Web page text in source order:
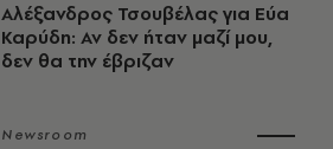
Αλέξανδρος Τσουβέλας για Εύα
Καρύδη: Αν δεν ήταν μαζί μου,
δεν θα την έβριζαν
Newsroom